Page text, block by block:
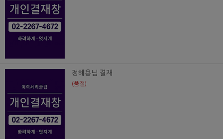
정해용님 결재
(품절)